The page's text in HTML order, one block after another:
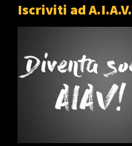
Iscriviti ad A.I.A.V.